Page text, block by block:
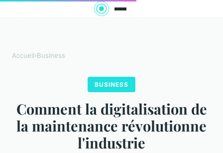
Accueil›Business
BUSINESS
Comment la digitalisation de
la maintenance révolutionne
l'industrie